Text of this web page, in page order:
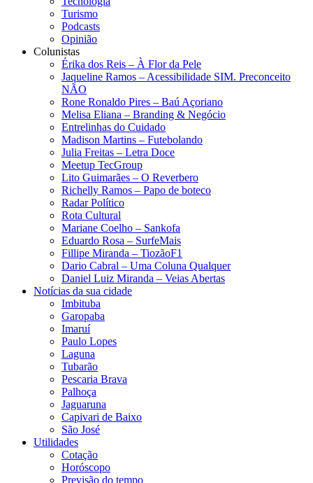
Turismo
Podcasts
Opinião
Colunistas
Érika dos Reis​ – À Flor da Pele
Jaqueline Ramos – Acessibilidade SIM. Preconceito
NÃO
Rone Ronaldo Pires – Baú Açoriano
Melisa Eliana – Branding & Negócio
Entrelinhas do Cuidado
Madison Martins – Futebolando
Julia Freitas​ – Letra Doce
Meetup TecGroup
Lito Guimarães – O Reverbero
Richelly Ramos​ – Papo de boteco
Radar Político
Rota Cultural
Mariane Coelho – Sankofa
Eduardo Rosa​ – SurfeMais
Fillipe Miranda – TiozãoF1
Dario Cabral – Uma Coluna Qualquer
Daniel Luiz Miranda – Veias Abertas
Notícias da sua cidade
Imbituba
Garopaba
Imaruí
Paulo Lopes
Laguna
Tubarão
Pescaria Brava
Palhoça
Jaguaruna
Capivari de Baixo
São José
Utilidades
Cotação
Horóscopo
Previsão do tempo